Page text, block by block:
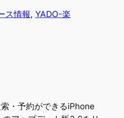
ス情報, YADO-楽
・予約ができるiPhone